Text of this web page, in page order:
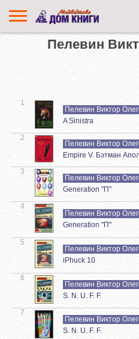
Пелевин
1
Пелевин Виктор
A Sinistra
2
Пелевин Виктор
Empire V. Бэтман
3
Пелевин Виктор
Generation "П"
4
Пелевин Виктор
Generation "П"
5
Пелевин Виктор
iPhuck 10
6
Пелевин Виктор
S. N. U. F. F.
7
Пелевин Виктор
S. N. U. F. F.